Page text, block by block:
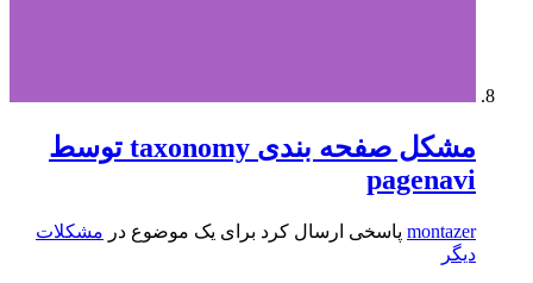
مشکل صفحه بندی taxonomy توسط
pagenavi
montazer پاسخی ارسال کرد برای یک موضوع در مشکلات
دیگر